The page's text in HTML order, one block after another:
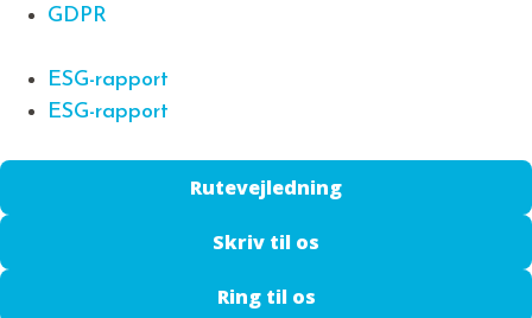
GDPR
ESG-rapport
ESG-rapport
Rutevejledning
Skriv til os
Ring til os